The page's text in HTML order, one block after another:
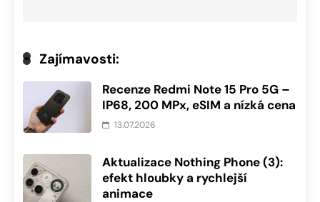
Zajímavosti:
Recenze Redmi Note 15 Pro 5G –
IP68, 200 MPx, eSIM a nízká cena
13.07.2026
Aktualizace Nothing Phone (3):
efekt hloubky a rychlejší
animace